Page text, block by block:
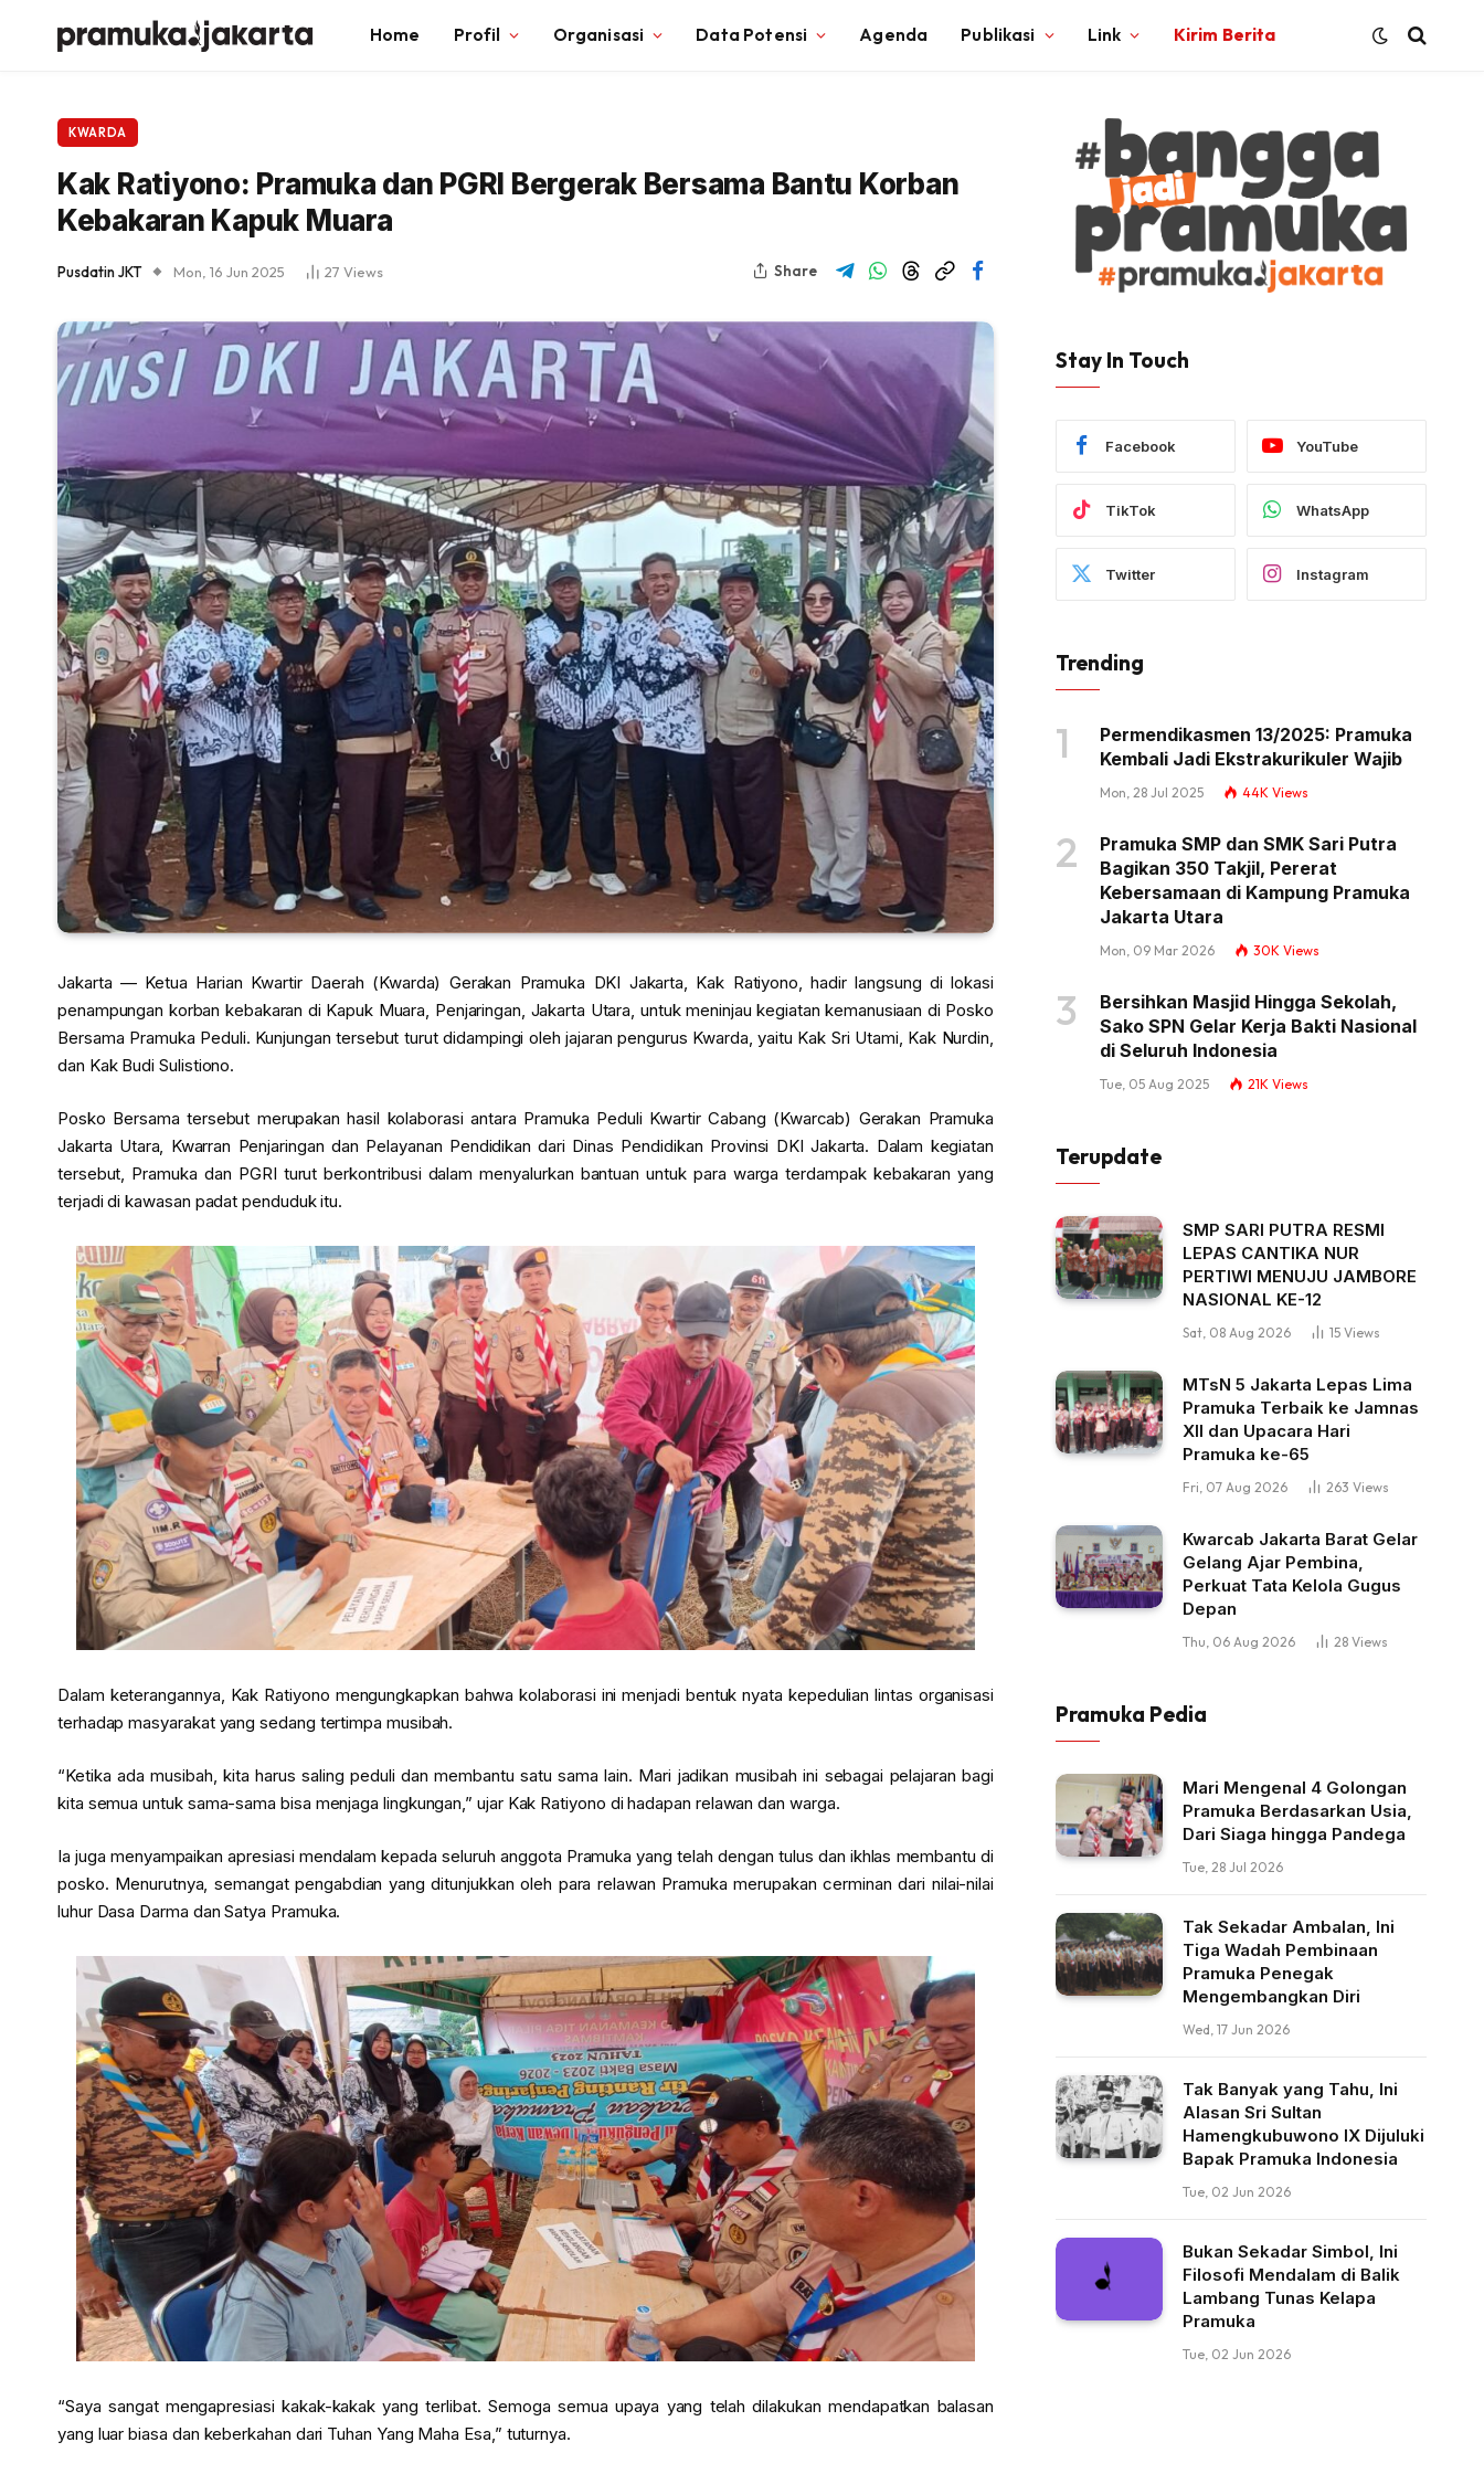
Home Profil Organisasi Data Potensi Agenda Publikasi Link Kirim Berita
KWARDA
Kak Ratiyono: Pramuka dan PGRI Bergerak Bersama Bantu Korban
Kebakaran Kapuk Muara
Pusdatin JKT Mon, 16 Jun 2025 27 Views Share
Jakarta — Ketua Harian Kwartir Daerah (Kwarda) Gerakan Pramuka DKI Jakarta, Kak Ratiyono, hadir langsung di lokasi
penampungan korban kebakaran di Kapuk Muara, Penjaringan, Jakarta Utara, untuk meninjau kegiatan kemanusiaan di Posko
Bersama Pramuka Peduli. Kunjungan tersebut turut didampingi oleh jajaran pengurus Kwarda, yaitu Kak Sri Utami, Kak Nurdin,
dan Kak Budi Sulistiono.
Posko Bersama tersebut merupakan hasil kolaborasi antara Pramuka Peduli Kwartir Cabang (Kwarcab) Gerakan Pramuka
Jakarta Utara, Kwarran Penjaringan dan Pelayanan Pendidikan dari Dinas Pendidikan Provinsi DKI Jakarta. Dalam kegiatan
tersebut, Pramuka dan PGRI turut berkontribusi dalam menyalurkan bantuan untuk para warga terdampak kebakaran yang
terjadi di kawasan padat penduduk itu.
Dalam keterangannya, Kak Ratiyono mengungkapkan bahwa kolaborasi ini menjadi bentuk nyata kepedulian lintas organisasi
terhadap masyarakat yang sedang tertimpa musibah.
“Ketika ada musibah, kita harus saling peduli dan membantu satu sama lain. Mari jadikan musibah ini sebagai pelajaran bagi
kita semua untuk sama-sama bisa menjaga lingkungan,” ujar Kak Ratiyono di hadapan relawan dan warga.
Ia juga menyampaikan apresiasi mendalam kepada seluruh anggota Pramuka yang telah dengan tulus dan ikhlas membantu di
posko. Menurutnya, semangat pengabdian yang ditunjukkan oleh para relawan Pramuka merupakan cerminan dari nilai-nilai
luhur Dasa Darma dan Satya Pramuka.
“Saya sangat mengapresiasi kakak-kakak yang terlibat. Semoga semua upaya yang telah dilakukan mendapatkan balasan
yang luar biasa dan keberkahan dari Tuhan Yang Maha Esa,” tuturnya.
Stay In Touch
Facebook YouTube
TikTok WhatsApp
Twitter Instagram
Trending
Permendikasmen 13/2025: Pramuka
Kembali Jadi Ekstrakurikuler Wajib
Mon, 28 Jul 2025 44K Views
Pramuka SMP dan SMK Sari Putra
Bagikan 350 Takjil, Pererat
Kebersamaan di Kampung Pramuka
Jakarta Utara
Mon, 09 Mar 2026 30K Views
Bersihkan Masjid Hingga Sekolah,
Sako SPN Gelar Kerja Bakti Nasional
di Seluruh Indonesia
Tue, 05 Aug 2025 21K Views
Terupdate
SMP SARI PUTRA RESMI
LEPAS CANTIKA NUR
PERTIWI MENUJU JAMBORE
NASIONAL KE-12
Sat, 08 Aug 2026 15 Views
MTsN 5 Jakarta Lepas Lima
Pramuka Terbaik ke Jamnas
XII dan Upacara Hari
Pramuka ke-65
Fri, 07 Aug 2026 263 Views
Kwarcab Jakarta Barat Gelar
Gelang Ajar Pembina,
Perkuat Tata Kelola Gugus
Depan
Thu, 06 Aug 2026 28 Views
Pramuka Pedia
Mari Mengenal 4 Golongan
Pramuka Berdasarkan Usia,
Dari Siaga hingga Pandega
Tue, 28 Jul 2026
Tak Sekadar Ambalan, Ini
Tiga Wadah Pembinaan
Pramuka Penegak
Mengembangkan Diri
Wed, 17 Jun 2026
Tak Banyak yang Tahu, Ini
Alasan Sri Sultan
Hamengkubuwono IX Dijuluki
Bapak Pramuka Indonesia
Tue, 02 Jun 2026
Bukan Sekadar Simbol, Ini
Filosofi Mendalam di Balik
Lambang Tunas Kelapa
Pramuka
Tue, 02 Jun 2026